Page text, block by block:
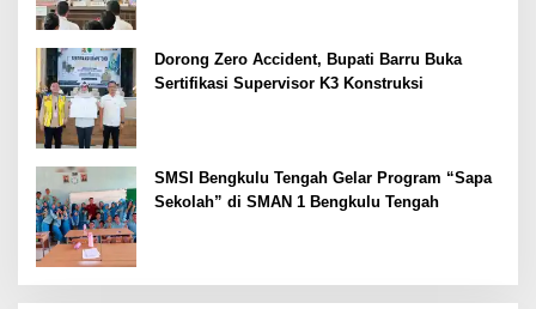
Dorong Zero Accident, Bupati Barru Buka
Sertifikasi Supervisor K3 Konstruksi
SMSI Bengkulu Tengah Gelar Program “Sapa
Sekolah” di SMAN 1 Bengkulu Tengah